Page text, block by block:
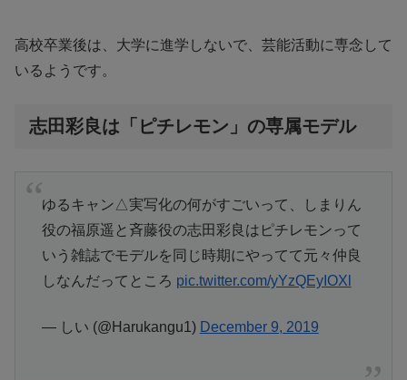
高校卒業後は、大学に進学しないで、芸能活動に専念して
いるようです。
志田彩良は「ピチレモン」の専属モデル
ゆるキャン△実写化の何がすごいって、しまりん
役の福原遥と斉藤役の志田彩良はピチレモンって
いう雑誌でモデルを同じ時期にやってて元々仲良
しなんだってところ pic.twitter.com/yYzQEyIOXl
— しい (@Harukangu1) December 9, 2019